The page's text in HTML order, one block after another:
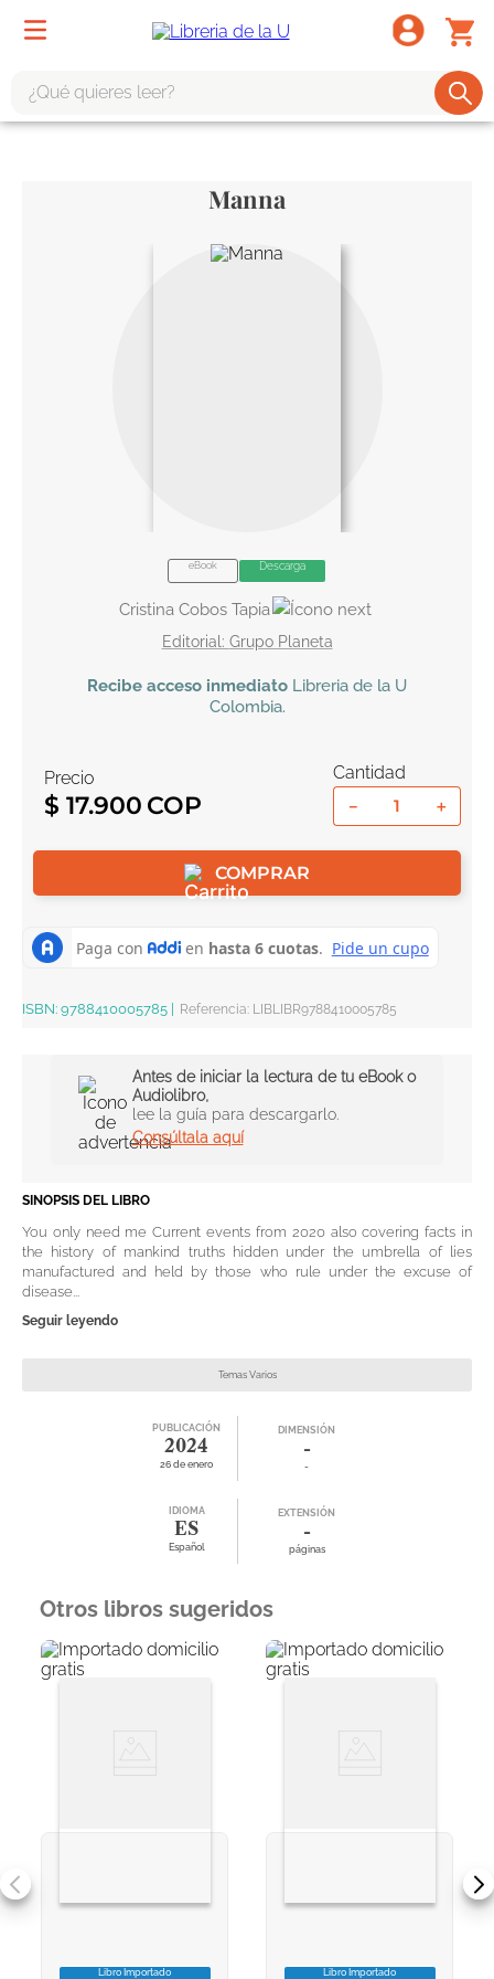
Manna
eBook Descarga
Cristina Cobos Tapia
Grupo Planeta
Recibe acceso inmediato Libreria de la U
Colombia.
Precio
$ 17.900
Cantidad
＋
－
COMPRAR
ISBN: 9788410005785 Referencia: LIBLIBR9788410005785
Antes de iniciar la lectura de tu eBook o
Audiolibro,
lee la guía para descargarlo.
Consúltala aquí
SINOPSIS DEL LIBRO
You only need me Current events from 2020 also covering facts in
the history of mankind truths hidden under the umbrella of lies
manufactured and held by those who rule under the excuse of
disease...
Seguir leyendo
Temas Varios
PUBLICACIÓN
2024
26 de enero
DIMENSIÓN
-
-
IDIOMA
ES
Español
EXTENSIÓN
-
páginas
Otros libros sugeridos
Libro Importado Libro Importado